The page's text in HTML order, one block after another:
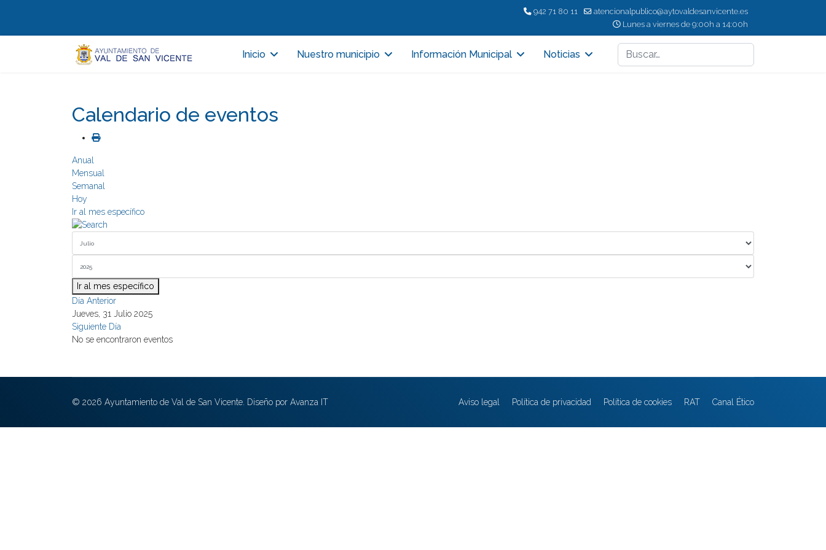
942 71 80 11
atencionalpublico@aytovaldesanvicente.es
Lunes a viernes de 9:00h a 14:00h
Inicio Nuestro municipio Información Municipal Noticias
Buscar
Calendario de eventos
Anual
Mensual
Semanal
Hoy
Ir al mes específico
Ir al mes específico
Día Anterior
Jueves, 31 Julio 2025
Siguiente Día
No se encontraron eventos
© 2026 Ayuntamiento de Val de San Vicente. Diseño por Avanza IT Aviso legal Política de privacidad Política de cookies RAT Canal Ético